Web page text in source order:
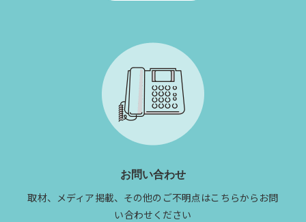
請
お問い合わせ
取材、メディア掲載、その他のご不明点はこちらからお問
い合わせください